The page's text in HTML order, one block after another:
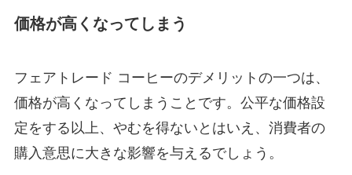
価格が高くなってしまう
フェアトレード コーヒーのデメリットの一つは、
価格が高くなってしまうことです。公平な価格設
定をする以上、やむを得ないとはいえ、消費者の
購入意思に大きな影響を与えるでしょう。